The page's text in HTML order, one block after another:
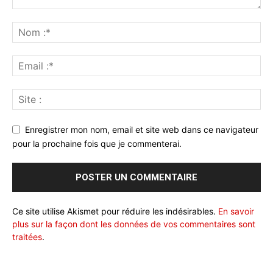
Enregistrer mon nom, email et site web dans ce navigateur
pour la prochaine fois que je commenterai.
Ce site utilise Akismet pour réduire les indésirables. En savoir
plus sur la façon dont les données de vos commentaires sont
traitées.